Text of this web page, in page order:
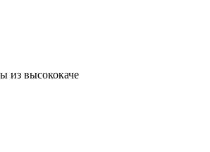
из высококаче